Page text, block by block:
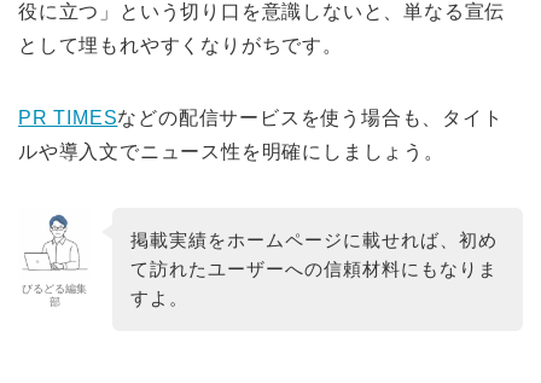
役に立つ」という切り口を意識しないと、単なる宣伝
として埋もれやすくなりがちです。
PR TIMESなどの配信サービスを使う場合も、タイト
ルや導入文でニュース性を明確にしましょう。
びるどる編集
部
掲載実績をホームページに載せれば、初め
て訪れたユーザーへの信頼材料にもなりま
すよ。